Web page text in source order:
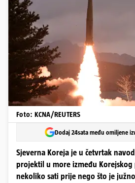
Foto: KCNA/REUTERS
Dodaj 24sata među omiljene
Sjeverna Koreja je u četvrtak
projektil u more između Korejskog
nekoliko sati prije nego što je